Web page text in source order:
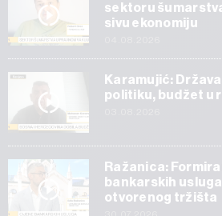
sektoru
sivu ekonomiju
Karamujić:
politiku, budžet u
Ražanica:
bankarskih
otvorenog tržišta